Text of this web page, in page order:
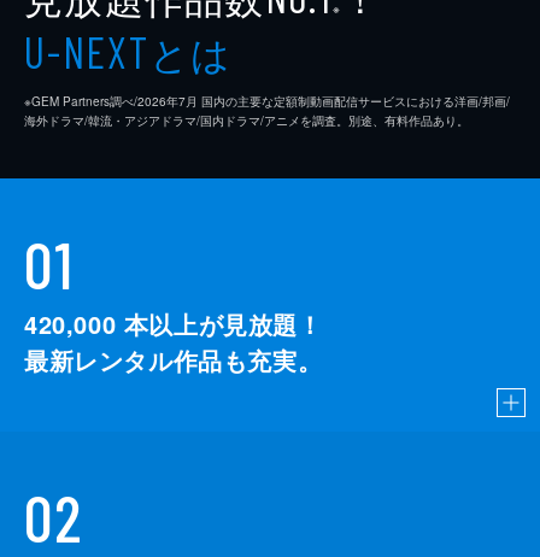
※
U-NEXTとは
※GEM Partners調べ/2026年7⽉ 国内の主要な定額制動画配信サービスにおける洋画/邦画/
海外ドラマ/韓流・アジアドラマ/国内ドラマ/アニメを調査。別途、有料作品あり。
01
420,000 本以上が見放題！
最新レンタル作品も充実。
02